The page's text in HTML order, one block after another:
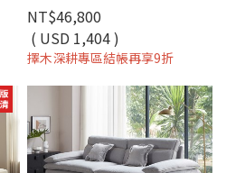
NT$46,800
( USD 1,404 )
擇木深耕專區結帳再享9折